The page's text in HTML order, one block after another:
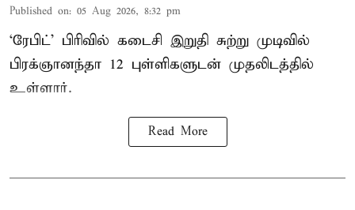
Published on: 05 Aug 2026, 8:32 pm
‘ரேபிட்’ பிரிவில் கடைசி இறுதி சுற்று முடிவில்
பிரக்ஞானந்தா 12 புள்ளிகளுடன் முதலிடத்தில்
உள்ளார்.
Read More